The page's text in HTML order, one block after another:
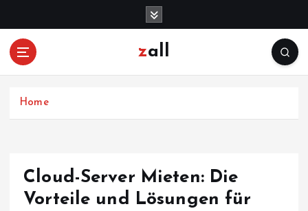
zall
Home
Cloud-Server Mieten: Die
Vorteile und Lösungen für